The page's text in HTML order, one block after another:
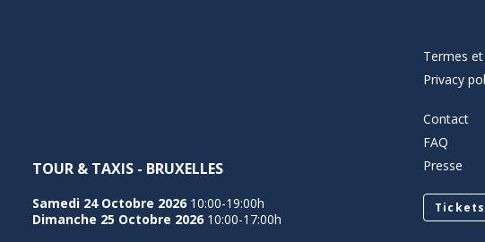
TOUR & TAXIS - BRUXELLES
Samedi 24 Octobre 2026 10:00-19:00h
Dimanche 25 Octobre 2026 10:00-17:00h
Termes
Privacy
Contact
FAQ
Presse
Tickets